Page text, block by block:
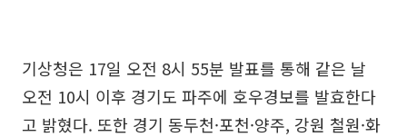
기상청은 17일 오전 8시 55분 발표를 통해 같은 날
오전 10시 이후 경기도 파주에 호우경보를 발효한다
고 밝혔다. 또한 경기 동두천·포천·양주, 강원 철원·화